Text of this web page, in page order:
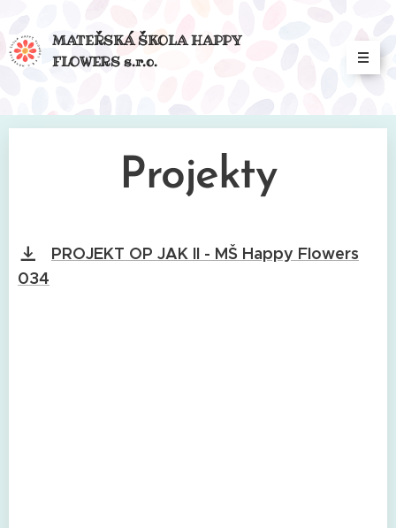
MATEŘSKÁ ŠKOLA HAPPY
FLOWERS s.r.o.
Projekty
PROJEKT OP JAK II - MŠ Happy Flowers
034